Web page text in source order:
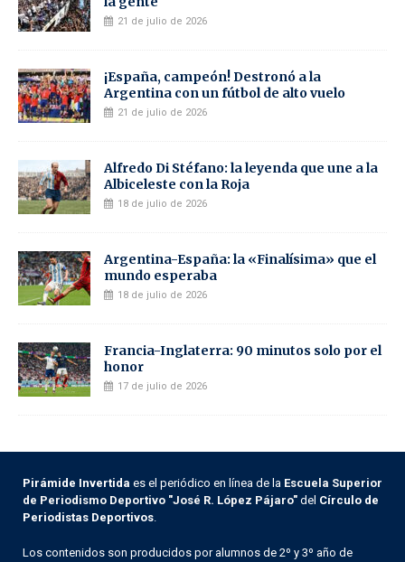
21 de julio de 2026
¡España, campeón! Destronó a la
Argentina con un fútbol de alto vuelo
21 de julio de 2026
Alfredo Di Stéfano: la leyenda que une a la
Albiceleste con la Roja
18 de julio de 2026
Argentina-España: la «Finalísima» que el
mundo esperaba
18 de julio de 2026
Francia-Inglaterra: 90 minutos solo por el
honor
17 de julio de 2026
Pirámide Invertida es el periódico en línea de la Escuela Superior
de Periodismo Deportivo "José R. López Pájaro" del Círculo de
Periodistas Deportivos.
Los contenidos son producidos por alumnos de 2º y 3º año de